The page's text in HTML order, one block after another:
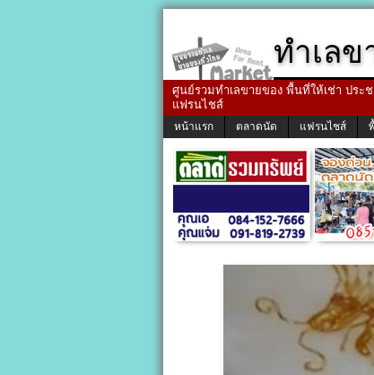
ทำเลข
ศูนย์รวมทำเลขายของ พื้นที่ให้เช่า ปร
แฟรนไชส์
หน้าแรก ตลาดนัด แฟรนไชส์